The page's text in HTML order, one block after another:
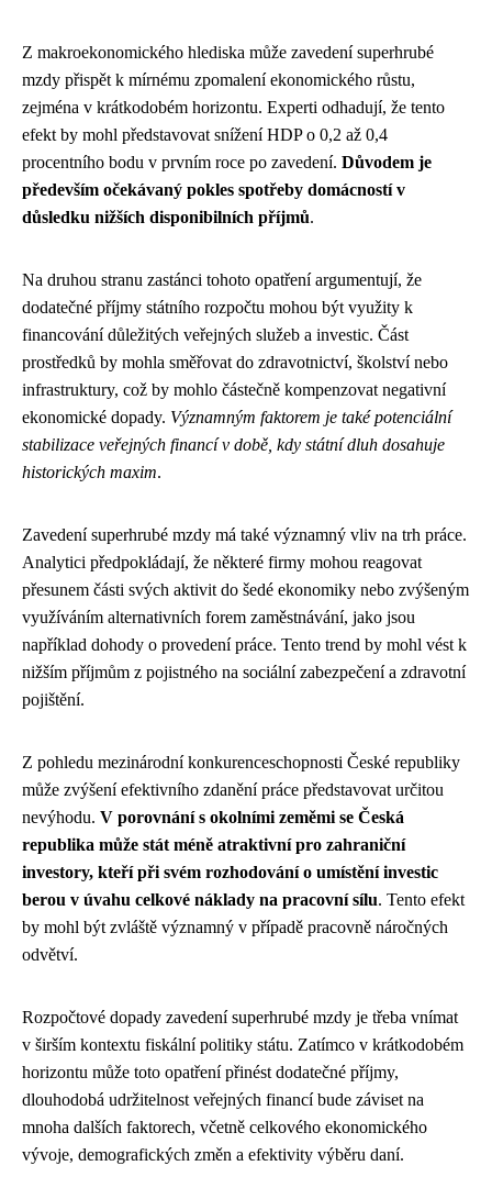
Z makroekonomického hlediska může zavedení superhrubé
mzdy přispět k mírnému zpomalení ekonomického růstu,
zejména v krátkodobém horizontu. Experti odhadují, že tento
efekt by mohl představovat snížení HDP o 0,2 až 0,4
procentního bodu v prvním roce po zavedení. Důvodem je
především očekávaný pokles spotřeby domácností v
důsledku nižších disponibilních příjmů.
Na druhou stranu zastánci tohoto opatření argumentují, že
dodatečné příjmy státního rozpočtu mohou být využity k
financování důležitých veřejných služeb a investic. Část
prostředků by mohla směřovat do zdravotnictví, školství nebo
infrastruktury, což by mohlo částečně kompenzovat negativní
ekonomické dopady. Významným faktorem je také potenciální
stabilizace veřejných financí v době, kdy státní dluh dosahuje
historických maxim.
Zavedení superhrubé mzdy má také významný vliv na trh práce.
Analytici předpokládají, že některé firmy mohou reagovat
přesunem části svých aktivit do šedé ekonomiky nebo zvýšeným
využíváním alternativních forem zaměstnávání, jako jsou
například dohody o provedení práce. Tento trend by mohl vést k
nižším příjmům z pojistného na sociální zabezpečení a zdravotní
pojištění.
Z pohledu mezinárodní konkurenceschopnosti České republiky
může zvýšení efektivního zdanění práce představovat určitou
nevýhodu. V porovnání s okolními zeměmi se Česká
republika může stát méně atraktivní pro zahraniční
investory, kteří při svém rozhodování o umístění investic
berou v úvahu celkové náklady na pracovní sílu. Tento efekt
by mohl být zvláště významný v případě pracovně náročných
odvětví.
Rozpočtové dopady zavedení superhrubé mzdy je třeba vnímat
v širším kontextu fiskální politiky státu. Zatímco v krátkodobém
horizontu může toto opatření přinést dodatečné příjmy,
dlouhodobá udržitelnost veřejných financí bude záviset na
mnoha dalších faktorech, včetně celkového ekonomického
vývoje, demografických změn a efektivity výběru daní.